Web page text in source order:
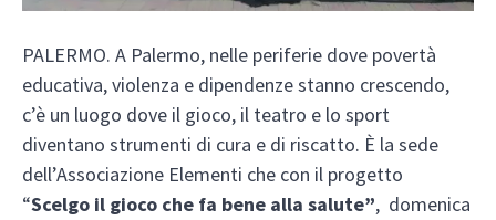
PALERMO. A Palermo, nelle periferie dove povertà
educativa, violenza e dipendenze stanno crescendo,
c’è un luogo dove il gioco, il teatro e lo sport
diventano strumenti di cura e di riscatto. È la sede
dell’Associazione Elementi che con il progetto
“Scelgo il gioco che fa bene alla salute”, domenica